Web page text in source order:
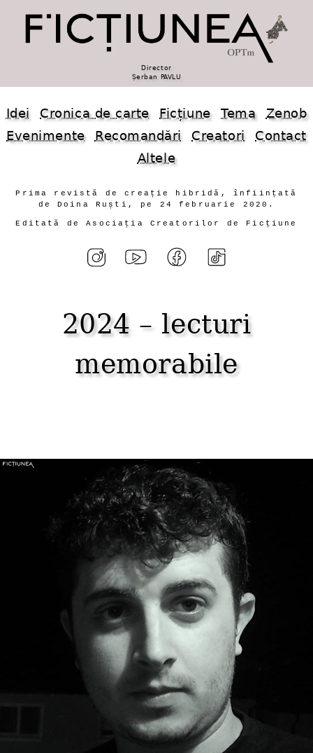
Director
Șerban PAVLU
Idei Cronica de carte Ficțiune Tema
Zenob
Evenimente
Recomandări Creatori
Contact
Altele
Prima revistă de creație hibridă, înființată
de Doina Ruști, pe 24 februarie 2020.
Editată de Asociația Creatorilor de Ficțiune
2024 – lecturi
memorabile